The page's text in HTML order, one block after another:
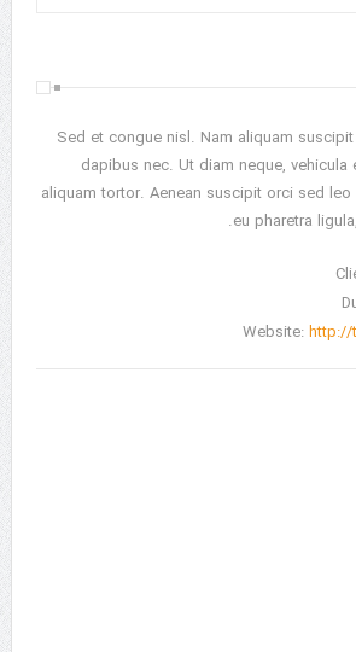
Sed et congue nisl. Nam aliquam
dapibus nec. Ut diam neque, vehicula
aliquam tortor. Aenean suscipit orci sed
eu pharetra
Website:http://